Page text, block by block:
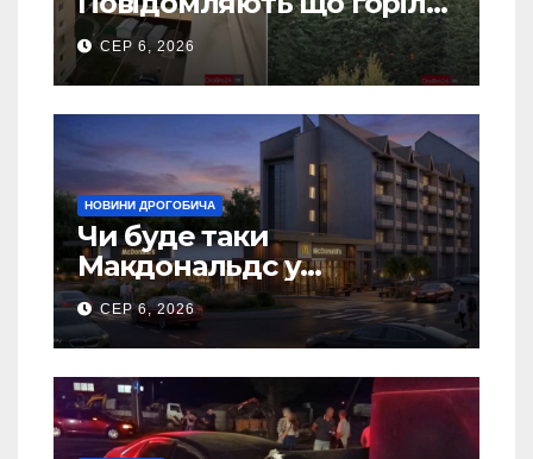
5 гаражів (Відео)
СЕР 6, 2026
НОВИНИ ДРОГОБИЧА
Чи буде таки
Макдональдс у
Дрогобичі? (Фото)
СЕР 6, 2026